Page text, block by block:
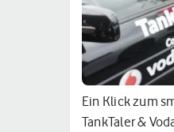
Ein Klick zum
TankTaler &